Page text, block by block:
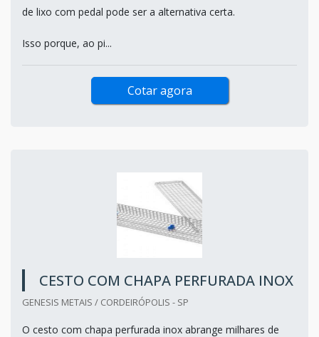
de lixo com pedal pode ser a alternativa certa.
Isso porque, ao pi...
Cotar agora
CESTO COM CHAPA PERFURADA INOX
GENESIS METAIS / CORDEIRÓPOLIS - SP
O cesto com chapa perfurada inox abrange milhares de